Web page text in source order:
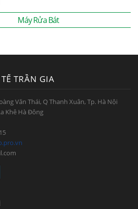
Máy Rửa Bát
TRẦN GIA
Văn Thái, Q Thanh Xuân, Tp. Hà Nội
Khê Hà Đông